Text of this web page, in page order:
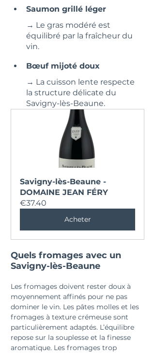
Saumon grillé léger
→ Le gras modéré est
équilibré par la fraîcheur du
vin.
Bœuf mijoté doux
→ La cuisson lente respecte
la structure délicate du
Savigny-lès-Beaune.
Savigny-lès-Beaune -
DOMAINE JEAN FÉRY
€37.40
Acheter
Quels fromages avec un
Savigny-lès-Beaune
Les fromages doivent rester doux à
moyennement affinés pour ne pas
dominer le vin. Les pâtes molles et les
fromages à texture crémeuse sont
particulièrement adaptés. L’équilibre
repose sur la souplesse et la finesse
aromatique. Les fromages trop